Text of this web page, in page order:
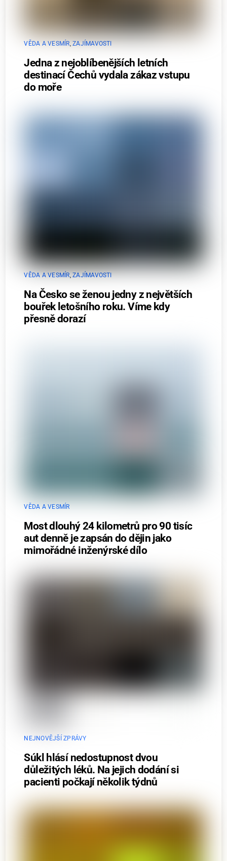
VĚDA A VESMÍR,ZAJÍMAVOSTI
Jedna z nejoblíbenějších letních
destinací Čechů vydala zákaz vstupu
do moře
VĚDA A VESMÍR,ZAJÍMAVOSTI
Na Česko se ženou jedny z největších
bouřek letošního roku. Víme kdy
přesně dorazí
VĚDA A VESMÍR
Most dlouhý 24 kilometrů pro 90 tisíc
aut denně je zapsán do dějin jako
mimořádné inženýrské dílo
NEJNOVĚJŠÍ ZPRÁVY
Súkl hlásí nedostupnost dvou
důležitých léků. Na jejich dodání si
pacienti počkají několik týdnů